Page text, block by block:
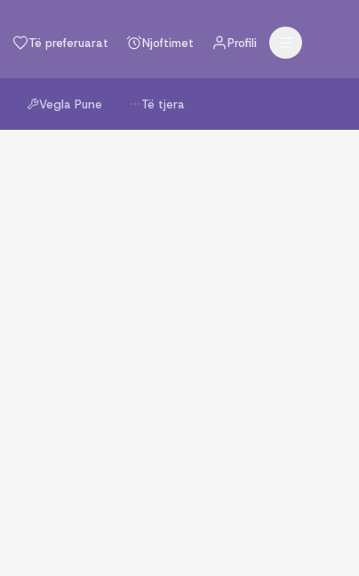
Të preferuarat Njoftimet Profili
Vegla Pune Të tjera